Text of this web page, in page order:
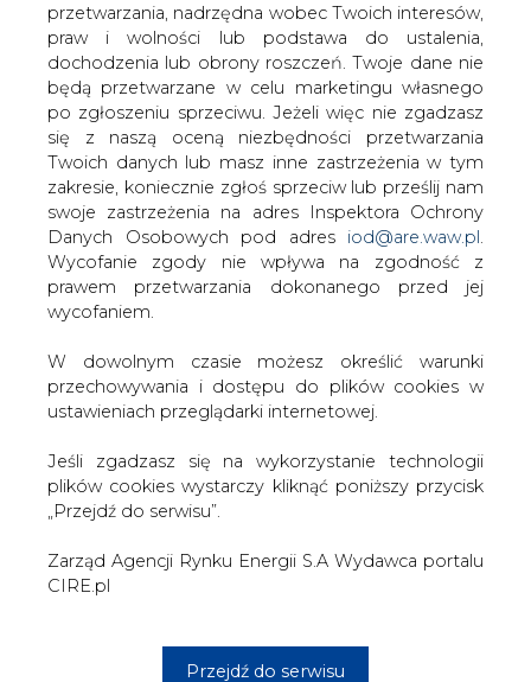
przetwarzania, nadrzędna wobec Twoich interesów,
praw i wolności lub podstawa do ustalenia,
dochodzenia lub obrony roszczeń. Twoje dane nie
będą przetwarzane w celu marketingu własnego
po zgłoszeniu sprzeciwu. Jeżeli więc nie zgadzasz
się z naszą oceną niezbędności przetwarzania
Twoich danych lub masz inne zastrzeżenia w tym
zakresie, koniecznie zgłoś sprzeciw lub prześlij nam
swoje zastrzeżenia na adres Inspektora Ochrony
Danych Osobowych pod adres iod@are.waw.pl
Wycofanie zgody nie wpływa na zgodność z
prawem przetwarzania dokonanego przed jej
wycofaniem.
W dowolnym czasie możesz określić warunki
przechowywania i dostępu do plików cookies w
ustawieniach przeglądarki internetowej.
Jeśli zgadzasz się na wykorzystanie technologii
plików cookies wystarczy kliknąć poniższy przycisk
„Przejdź do serwisu”.
Zarząd Agencji Rynku Energii S.A Wydawca portalu
CIRE.pl
Przejdź do serwisu
"Bez rzeczywistego udziału partnerów: Łotwy i Estonii, a
także możliwych innych partnerów, Litwa sama tego
projektu nie będzie realizowała" - oświadczył minister
podczas sejmowej dyskusji nt. założeń strategii
energetycznej kraju.
Premier Litwy Algirdas Butkeviczius zapowiedział w
czwartek, że negocjacje ws. dalszej realizacji projektu
budowy Wisagińskiej Elektrowni Atomowej z partnerami
regionalnymi: Łotwą, Estonią oraz z japońskim
koncernem Hitachi rozpoczną się już w przyszłym
tygodniu.
czekają na nasz sygnał. W przyszłym tygodniu odbędą
się pewne spotkania" - powiedział premier.
budowie siłowni na Litwie "zrobiła pauzę", i że rozmawiali
o tym premierzy Polski i Litwy podczas spotkania w
Warszawie w lutym br.
W poniedziałek litewski centrolewicowy rząd, po
zapoznaniu się z wnioskami grupy roboczej
oznajmił, że Litwa nie może zrealizować projektu budowy
Wisagińskiej Elektrowni Atomowej, który przygotował